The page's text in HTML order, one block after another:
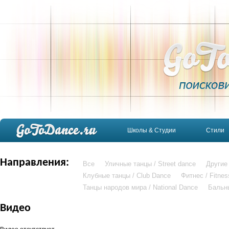
Школы & Студии Стили
Направления: Все Уличные танцы / Street dance
Клубные танцы / Club Dance
Фитнес /
Танцы народов мира / National Dance
Видео